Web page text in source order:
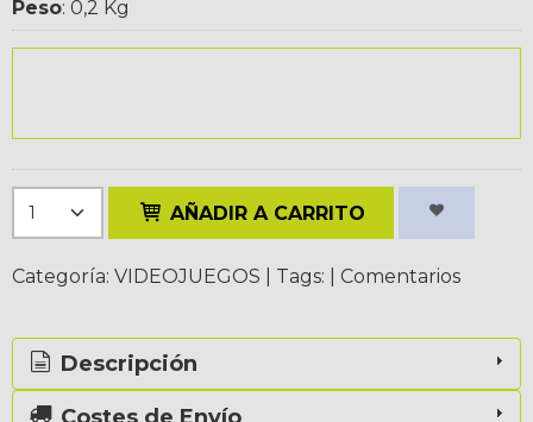
Peso: 0,2 Kg
AÑADIR A CARRITO
Categoría: VIDEOJUEGOS Tags: Comentarios
Descripción